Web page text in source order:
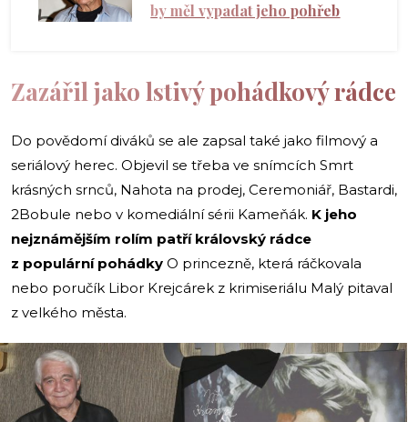
by měl vypadat jeho pohřeb
Zazářil jako lstivý pohádkový rádce
Do povědomí diváků se ale zapsal také jako filmový a
seriálový herec. Objevil se třeba ve snímcích Smrt
krásných srnců, Nahota na prodej, Ceremoniář, Bastardi,
2Bobule nebo v komediální sérii Kameňák. K jeho
nejznámějším rolím patří královský rádce
z populární pohádky O princezně, která ráčkovala
nebo poručík Libor Krejcárek z krimiseriálu Malý pitaval
z velkého města.